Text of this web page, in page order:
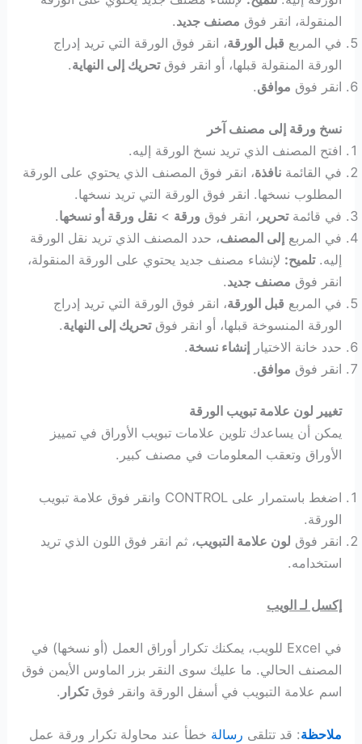
المنقولة، انقر فوق مصنف جديد.
في المربع قبل الورقة، انقر فوق الورقة التي تريد إدراج
الورقة المنقولة قبلها، أو انقر فوقتحريك إلى النهاية.
انقر فوق موافق.
نسخ ورقة إلى مصنف آخر
افتح المصنف الذي تريد نسخ الورقة إليه.
في القائمةنافذة، انقر فوق المصنف الذي يحتوي على الورقة
المطلوب نسخها. انقر فوق الورقة التي تريد نسخها.
في قائمةتحرير ، انقر فوق ورقة >نقل ورقة أو نسخها.
في المربعإلى المصنف، حدد المصنف الذي تريد نقل الورقة
إليه.تلميح: لإنشاء مصنف جديد يحتوي على الورقة المنقولة،
انقر فوق مصنف جديد.
في المربع قبل الورقة، انقر فوق الورقة التي تريد إدراج
الورقة المنسوخة قبلها، أو انقر فوقتحريك إلى النهاية.
حدد خانة الاختيارإنشاء نسخة.
انقر فوق موافق.
تغيير لون علامة تبويب الورقة
يمكن أن يساعدك تلوين علامات تبويب الأوراق في تمييز
الأوراق وتعقب المعلومات في مصنف كبير.
اضغط باستمرار على CONTROL وانقر فوق علامة تبويب
الورقة.
انقر فوق لون علامة التبويب، ثم انقر فوق اللون الذي تريد
استخدامه.
إكسل لـ الويب
في Excel للويب، يمكنك تكرار أوراق العمل (أو نسخها) في
المصنف الحالي. ما عليك سوى النقر بزر الماوس الأيمن فوق
اسم علامة التبويب في أسفل الورقة وانقر فوقتكرار .
ملاحظة: قد تتلقى رسالة خطأ عند محاولة تكرار ورقة عمل